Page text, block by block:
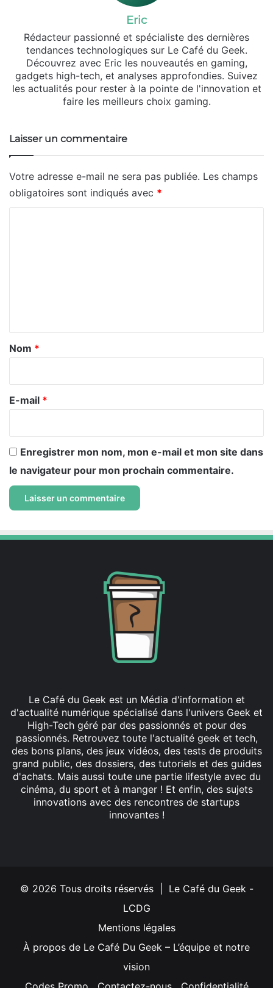
Eric
Rédacteur passionné et spécialiste des dernières
tendances technologiques sur Le Café du Geek.
Découvrez avec Eric les nouveautés en gaming,
gadgets high-tech, et analyses approfondies. Suivez
les actualités pour rester à la pointe de l'innovation et
faire les meilleurs choix gaming.
Laisser un commentaire
Votre adresse e-mail ne sera pas publiée. Les champs
obligatoires sont indiqués avec *
a
r
e
Nom *
E-mail *
Enregistrer mon nom, mon e-mail et mon site dans
le navigateur pour mon prochain commentaire.
Le Café du Geek est un Média d'information et
d'actualité numérique spécialisé dans l'univers Geek et
High-Tech géré par des passionnés et pour des
passionnés. Retrouvez toute l'actualité geek et tech,
des bons plans, des jeux vidéos, des tests de produits
grand public, des dossiers, des tutoriels et des guides
d'achats. Mais aussi toute une partie lifestyle avec du
cinéma, du sport et à manger ! Et enfin, des sujets
innovations avec des rencontres de startups
innovantes !
© 2026 Tous droits réservés | Le Café du Geek -
LCDG
Mentions légales
À propos de Le Café Du Geek – L’équipe et notre
vision